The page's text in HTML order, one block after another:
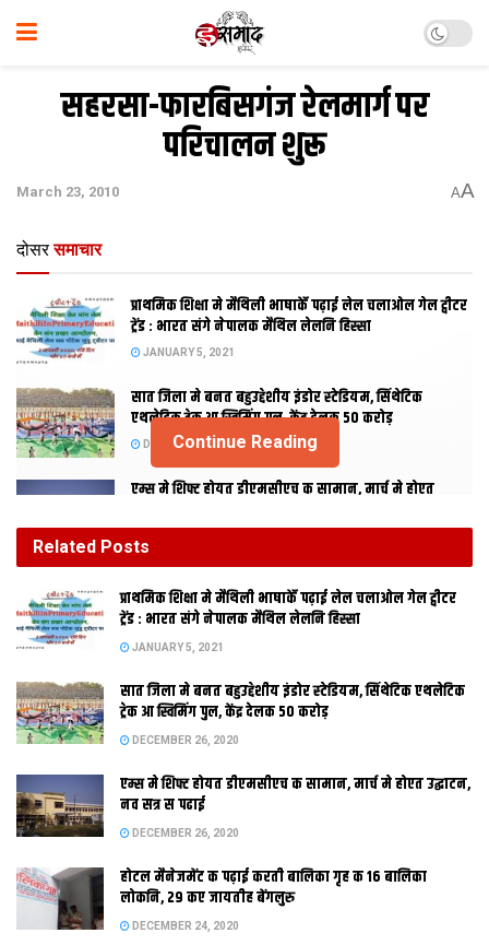
सहरसा-फारबिसगंज रेलमार्ग पर
परिचालन शुरू
March 23, 2010 AA
दोसर समाचार
प्राथमिक शि‍क्षा मे मैथि‍ली भाषाकेँ पढ़ाई लेल चलाओल गेल ट्वीटर
ट्रेंड : भारत संगे नेपालक मैथिल लेलनि हिस्सा
JANUARY 5, 2021
सात जिला मे बनत बहुउद्देशीय इंडोर स्‍टेडि‍यम, सिंथेटिक
एथलेटिक ट्रेक आ स्विमिंग पुल, केंद्र देलक 50 करोड़
DECEMBER 26, 2020
एम्स मे शिफ्ट होयत डीएमसीएच क सामान, मार्च मे होएत
लोकनि, 29 कए जायतीह बेंगलुरु
सहरसा। कोसी प्रमंडल मे वर्ष 2008 मे आईल प्रलंयकारी बाढ़ क कारण
पिछला 18 माह स बंद सहरसा- फारबिसगंज रेल मार्ग पर फेर स ट्रेनक
Continue Reading
Related Posts
प्राथमिक शि‍क्षा मे मैथि‍ली भाषाकेँ पढ़ाई लेल चलाओल गेल ट्वीटर
ट्रेंड : भारत संगे नेपालक मैथिल लेलनि हिस्सा
JANUARY 5, 2021
सात जिला मे बनत बहुउद्देशीय इंडोर स्‍टेडि‍यम, सिंथेटिक एथलेटिक
ट्रेक आ स्विमिंग पुल, केंद्र देलक 50 करोड़
DECEMBER 26, 2020
एम्स मे शिफ्ट होयत डीएमसीएच क सामान, मार्च मे होएत उद्घाटन,
नव सत्र स पढाई
DECEMBER 26, 2020
होटल मैनेजमेंट क पढ़ाई करती बालिका गृह क 16 बालिका
लोकनि, 29 कए जायतीह बेंगलुरु
DECEMBER 24, 2020